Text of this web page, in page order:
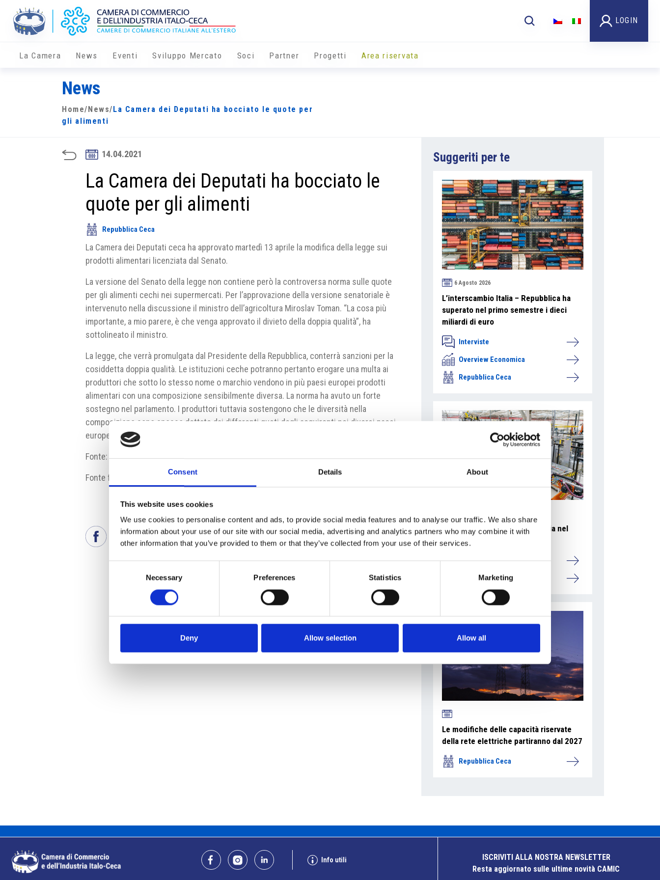
Consent Details About
This website uses cookies
We use cookies to personalise content and ads, to provide social media features and to analyse our traffic. We also share
information about your use of our site with our social media, advertising and analytics partners who may combine it with
other information that you’ve provided to them or that they’ve collected from your use of their services.
Necessary Preferences Statistics Marketing
Deny Allow selection Allow all
LOGIN
La Camera News Eventi Sviluppo Mercato Soci Partner Progetti Area riservata
News
Home/ News/ La Camera dei Deputati ha bocciato le quote per
gli alimenti
14.04.2021
La Camera dei Deputati ha bocciato le
quote per gli alimenti
Repubblica Ceca
La Camera dei Deputati ceca ha approvato martedì 13 aprile la modifica della legge sui
prodotti alimentari licenziata dal Senato.
La versione del Senato della legge non contiene però la controversa norma sulle quote
per gli alimenti cechi nei supermercati. Per l’approvazione della versione senatoriale è
intervenuto nella discussione il ministro dell’agricoltura Miroslav Toman. “La cosa più
importante, a mio parere, è che venga approvato il divieto della doppia qualità”, ha
sottolineato il ministro.
La legge, che verrà promulgata dal Presidente della Repubblica, conterrà sanzioni per la
cosiddetta doppia qualità. Le istituzioni ceche potranno pertanto erogare una multa ai
produttori che sotto lo stesso nome o marchio vendono in più paesi europei prodotti
alimentari con una composizione sensibilmente diversa. La norma ha avuto un forte
sostegno nel parlamento. I produttori tuttavia sostengono che le diversità nella
composizione sono spesso dettate dai differenti gusti degli acquirenti nei diversi paesi
europei.
Fonte:www.ceskenoviny.cz
Fonte fotografia: psp.cz
Suggeriti per te
6 Agosto 2026
L’interscambio Italia – Repubblica ha
superato nel primo semestre i dieci
miliardi di euro
Interviste
Overview Economica
Repubblica Ceca
Accelera la ripresa dell’industria nel
corso del primo semestre
Overview Economica
Repubblica Ceca
Le modifiche delle capacità riservate
della rete elettriche partiranno dal 2027
Repubblica Ceca
Info utili
ISCRIVITI ALLA NOSTRA NEWSLETTER
Resta aggiornato sulle ultime novità CAMIC